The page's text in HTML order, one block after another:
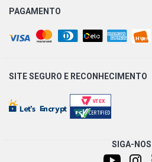
CELTA LIFE HATCH 1.4 8V 5N
CELTA SUPER HATCH 1.4 8V 5N
PAGAMENTO
SITE SEGURO E RECONHECIMENTO
SIGA-